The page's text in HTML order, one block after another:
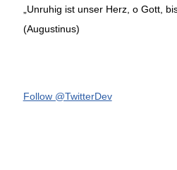
„Unruhig ist unser Herz, o Gott,
(Augustinus)
Follow @TwitterDev